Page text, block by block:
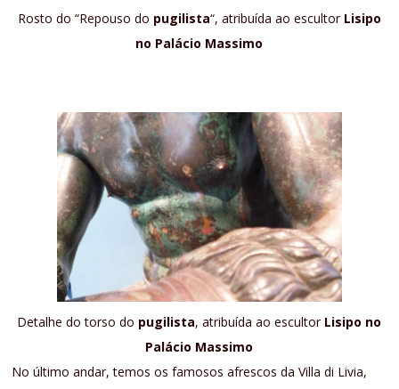
Rosto do “Repouso do pugilista“, atribuída ao escultor Lisipo
no Palácio Massimo
Detalhe do torso do pugilista, atribuída ao escultor Lisipo no
Palácio Massimo
No último andar, temos os famosos afrescos da Villa di Livia,